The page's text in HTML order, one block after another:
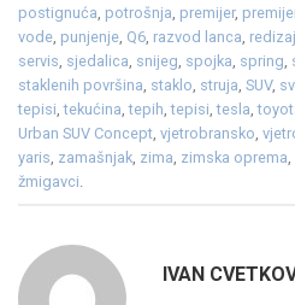
postignuća, potrošnja, premijer,
vode, punjenje, Q6, razvod lanca,
servis, sjedalica, snijeg, spojka, spring,
staklenih površina, staklo, struja, SUV,
tepisi,tekućina,tepih,tepisi,tesla,
Urban SUV Concept, vjetrobransko,
yaris, zamašnjak, zima, zimska oprema,
žmigavci.
IVAN